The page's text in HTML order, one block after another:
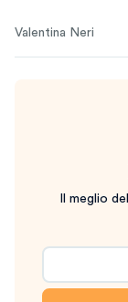
Valentina Neri
Il meglio